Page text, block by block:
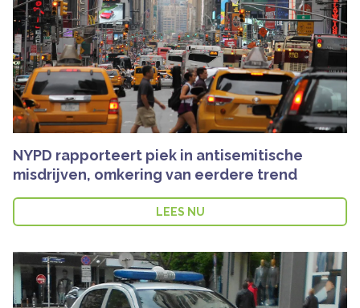
NYPD rapporteert piek in antisemitische
misdrijven, omkering van eerdere trend
LEES NU